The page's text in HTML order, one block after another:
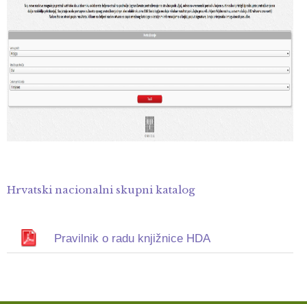
Hrvatski nacionalni skupni katalog
Pravilnik o radu knjižnice HDA